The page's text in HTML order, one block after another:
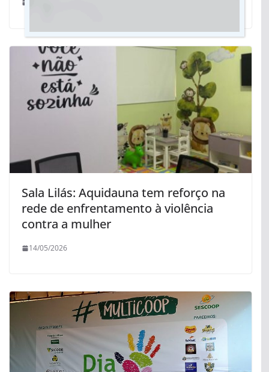
Sala Lilás: Aquidauna tem reforço na
rede de enfrentamento à violência
contra a mulher
14/05/2026